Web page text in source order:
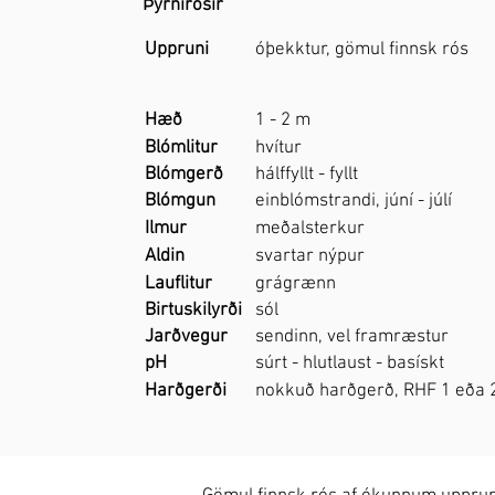
Þyrnirósir
Uppruni
óþekktur, gömul finnsk rós
Hæð
1 - 2 m
Blómlitur
hvítur
Blómgerð
hálffyllt - fyllt
Blómgun
einblómstrandi, júní - júlí
Ilmur
meðalsterkur
Aldin
svartar nýpur
Lauflitur
grágrænn
Birtuskilyrði
sól
Jarðvegur
sendinn, vel framræstur
pH
súrt - hlutlaust - basískt
Harðgerði
nokkuð harðgerð, RHF 1 eða